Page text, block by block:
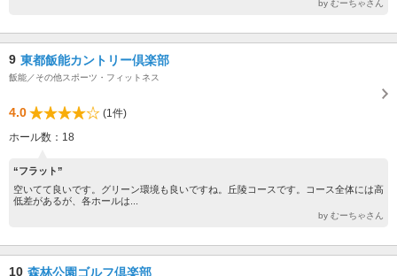
by むーちゃさん
9 東都飯能カントリー倶楽部
飯能／その他スポーツ・フィットネス
4.0
(1件)
ホール数：18
“フラット”
空いてて良いです。グリーン環境も良いですね。丘陵コースです。コース全体には高
低差があるが、各ホールは...
by むーちゃさん
10 森林公園ゴルフ倶楽部